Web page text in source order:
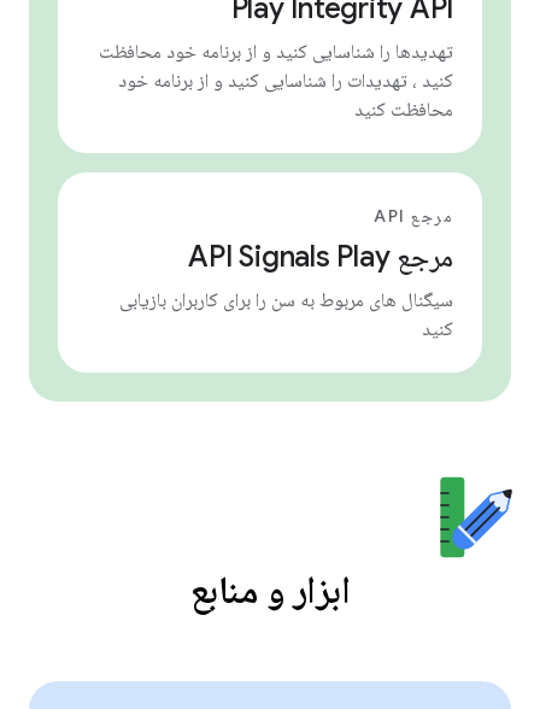
Play Integrity API
تهدیدها را شناسایی کنید و از برنامه خود محافظت
کنید ، تهدیدات را شناسایی کنید و از برنامه خود
محافظت کنید
مرجع API
مرجع API Signals Play
سیگنال های مربوط به سن را برای کاربران بازیابی
کنید
ابزار و منابع